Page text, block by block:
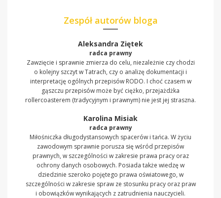
Zespół autorów bloga
Aleksandra Ziętek
radca prawny
Zawzięcie i sprawnie zmierza do celu, niezależnie czy chodzi
o kolejny szczyt w Tatrach, czy o analizę dokumentacji i
interpretację ogólnych przepisów RODO. I choć czasem w
gąszczu przepisów może być ciężko, przejażdżka
rollercoasterem (tradycyjnym i prawnym) nie jest jej straszna.
Karolina Misiak
radca prawny
Miłośniczka długodystansowych spacerów i tańca. W życiu
zawodowym sprawnie porusza się wśród przepisów
prawnych, w szczególności w zakresie prawa pracy oraz
ochrony danych osobowych. Posiada także wiedzę w
dziedzinie szeroko pojętego prawa oświatowego, w
szczególności w zakresie spraw ze stosunku pracy oraz praw
i obowiązków wynikających z zatrudnienia nauczycieli.